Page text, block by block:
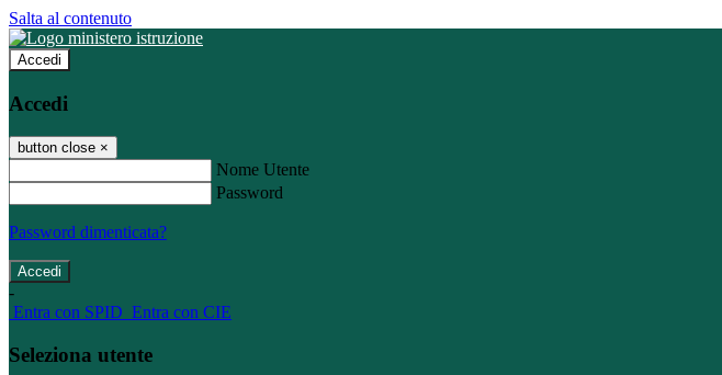
Salta al contenuto
Accedi
Accedi
button close ×
Nome Utente
Password
Password dimenticata?
-
Entra con SPID Entra con CIE
Seleziona utente